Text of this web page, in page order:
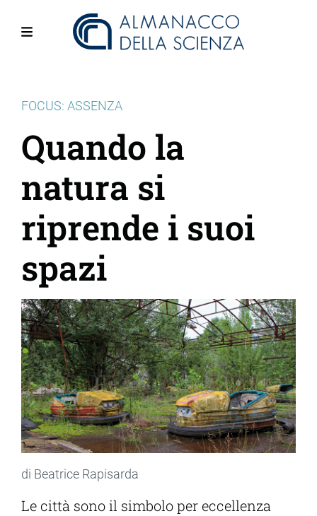
FOCUS: ASSENZA
Quando la
natura si
riprende i suoi
spazi
di Beatrice Rapisarda
Le città sono il simbolo per eccellenza